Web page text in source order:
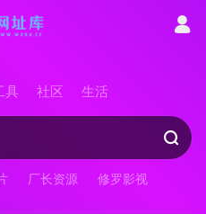
具 社区 生活
厂长资源 修罗影视